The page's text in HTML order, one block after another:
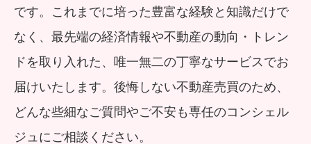
です。これまでに培った豊富な経験と知識だけで
なく、最先端の経済情報や不動産の動向・トレン
ドを取り入れた、唯一無二の丁寧なサービスでお
届けいたします。後悔しない不動産売買のため、
どんな些細なご質問やご不安も専任のコンシェル
ジュにご相談ください。